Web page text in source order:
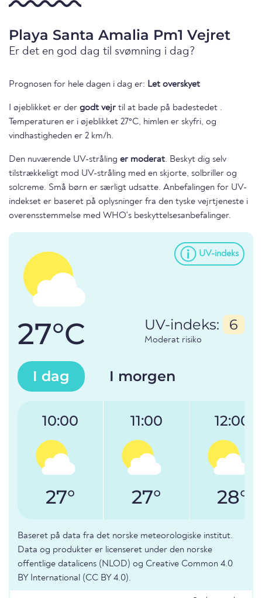
Playa Santa Amalia Pm1 Vejret
Er det en god dag til svømning i dag?
Prognosen for hele dagen i dag er: Let overskyet
I øjeblikket er der godt vejr til at bade på badestedet .
Temperaturen er i øjeblikket 27°C, himlen er skyfri, og
vindhastigheden er 2 km/h.
Den nuværende UV-stråling er moderat. Beskyt dig selv
tilstrækkeligt mod UV-stråling med en skjorte, solbriller og
solcreme. Små børn er særligt udsatte. Anbefalingen for UV-
indekset er baseret på oplysninger fra den tyske vejrtjeneste i
overensstemmelse med WHO's beskyttelsesanbefalinger.
UV-indeks
27°C UV-indeks: 6
Moderat risiko
I dag I morgen
10:00
27°
11:00
27°
12:00
28°
Baseret på data fra det norske meteorologiske institut.
Data og produkter er licenseret under den norske
offentlige datalicens (NLOD) og Creative Common 4.0
BY International (CC BY 4.0).